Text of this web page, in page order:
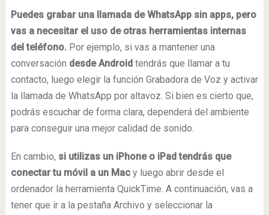
Puedes grabar una llamada de WhatsApp sin apps, pero
vas a necesitar el uso de otras herramientas internas
del teléfono.Por ejemplo, si vas a mantener una
conversación desde Androidtendrás que llamar a tu
contacto, luego elegir la función Grabadora de Voz y activar
la llamada de WhatsApp por altavoz. Si bien es cierto que,
podrás escuchar de forma clara, dependerá del ambiente
para conseguir una mejor calidad de sonido.
En cambio, si utilizas un iPhone o iPad tendrás que
conectar tu móvil a un Macy luego abrir desde el
ordenador la herramienta QuickTime. A continuación, vas a
tener que ir a la pestaña Archivo y seleccionar la